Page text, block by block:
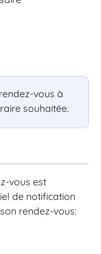
vous à
souhaitée.
vous est
de notification
rendez-vous: